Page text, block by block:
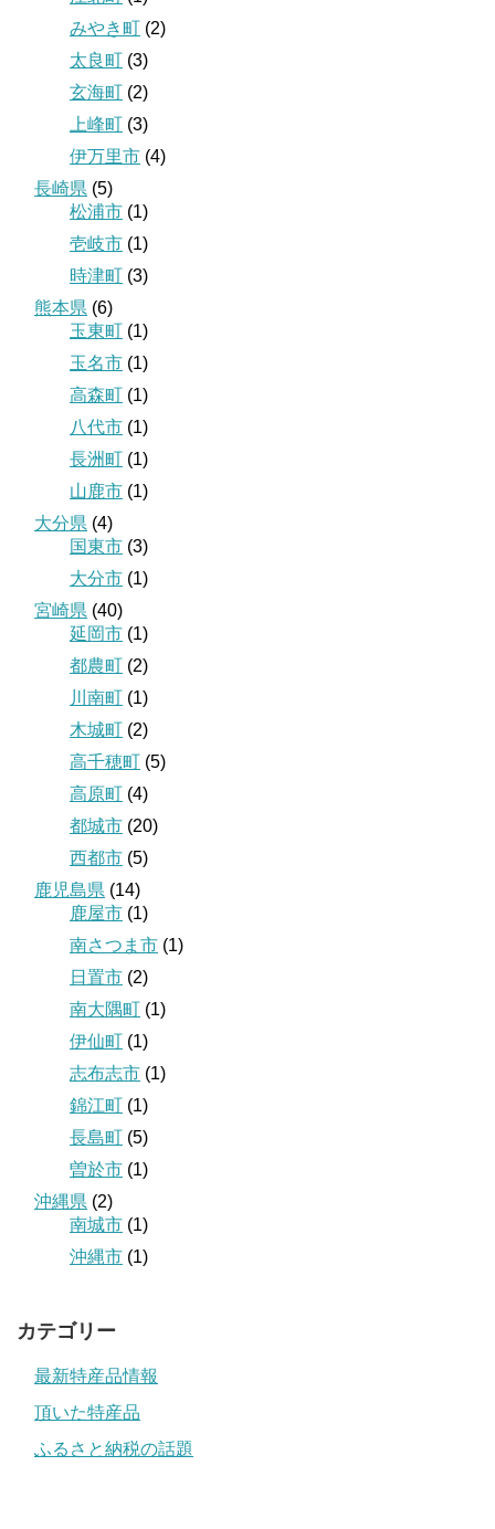
みやき町 (2)
太良町 (3)
玄海町 (2)
上峰町 (3)
伊万里市 (4)
長崎県 (5)
松浦市 (1)
壱岐市 (1)
時津町 (3)
熊本県 (6)
玉東町 (1)
玉名市 (1)
高森町 (1)
八代市 (1)
長洲町 (1)
山鹿市 (1)
大分県 (4)
国東市 (3)
大分市 (1)
宮崎県 (40)
延岡市 (1)
都農町 (2)
川南町 (1)
木城町 (2)
高千穂町 (5)
高原町 (4)
都城市 (20)
西都市 (5)
鹿児島県 (14)
鹿屋市 (1)
南さつま市 (1)
日置市 (2)
南大隅町 (1)
伊仙町 (1)
志布志市 (1)
錦江町 (1)
長島町 (5)
曽於市 (1)
沖縄県 (2)
南城市 (1)
沖縄市 (1)
カテゴリー
最新特産品情報
頂いた特産品
ふるさと納税の話題